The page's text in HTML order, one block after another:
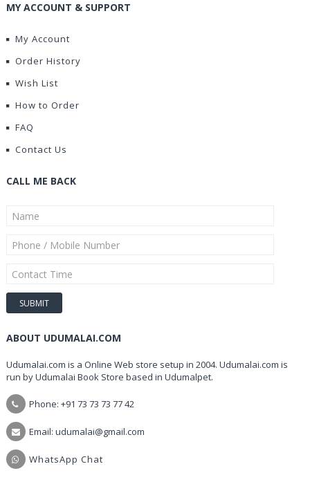
MY ACCOUNT & SUPPORT
My Account
Order History
Wish List
How to Order
FAQ
Contact Us
CALL ME BACK
ABOUT UDUMALAI.COM
Udumalai.com is a Online Web store setup in 2004. Udumalai.com is
run by Udumalai Book Store based in Udumalpet.
Phone: +91 73 73 73 77 42
Email: udumalai@gmail.com
WhatsApp Chat